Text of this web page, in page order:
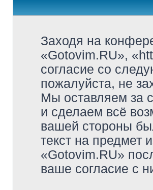
Заходя на
«Gotovim.RU»,
согласие со
пожалуйста, не
Мы оставляем за
и сделаем всё
вашей стороны
текст на предмет
«Gotovim.RU»
ваше согласие с